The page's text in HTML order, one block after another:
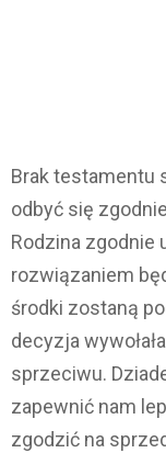
Brak testamentu
odbyć się
Rodzina zgodnie
rozwiązaniem
środki zostaną
decyzja
sprzeciwu.
zapewnić nam
zgodzić na